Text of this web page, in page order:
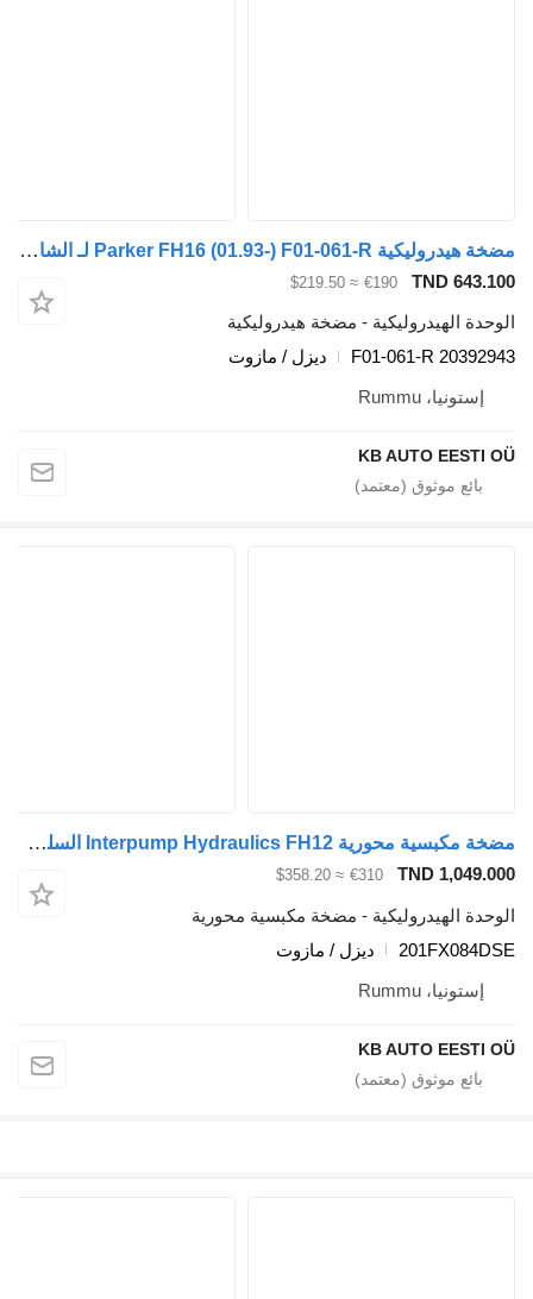
مضخة هيدروليكية Parker FH16 (01.93-) F01-061-R لـ الشاحنات Volvo FH12, FH16, NH12, FH, VNL780 (1993-2014)
TND 643.100
€190
≈ $219.50
الوحدة الهيدروليكية - مضخة هيدروليكية
F01-061-R 20392943
ديزل / مازوت
إستونيا، Rummu
KB AUTO EESTI OÜ
مضخة مكبسية محورية Interpump Hydraulics FH12 السلسلة 1 (01.93-12.02) 201FX084DSE لـ الشاحنات Volvo FH12
TND 1,049.000
€310
≈ $358.20
الوحدة الهيدروليكية - مضخة مكبسية محورية
201FX084DSE
ديزل / مازوت
إستونيا، Rummu
KB AUTO EESTI OÜ